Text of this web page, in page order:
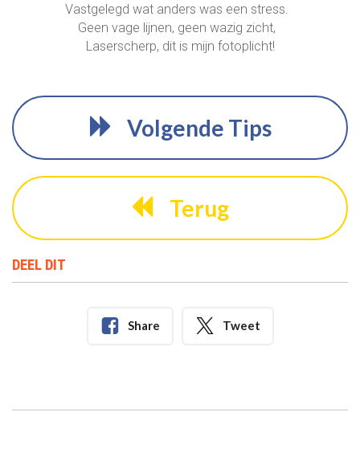
Vastgelegd wat anders was een stress.
Geen vage lijnen, geen wazig zicht,
Laserscherp, dit is mijn fotoplicht!
Volgende Tips
Terug
DEEL DIT
Share Tweet